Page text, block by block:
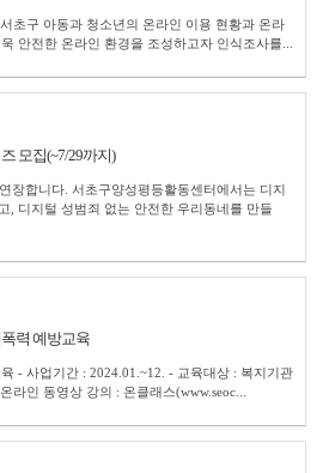
초구 아동과 청소년의 온라인 이용 현황과 온라
안전한 온라인 환경을 조성하고자 인식조사를...
모집(~7/29까지)
장합니다. 서초구양성평등활동센터에서는 디지
, 디지털 성범죄 없는 안전한 우리동네를 만들
력 예방교육
- 사업기간 : 2024.01.~12. - 교육대상 : 복지기관
라인 동영상 강의 : 온클래스(www.seoc...